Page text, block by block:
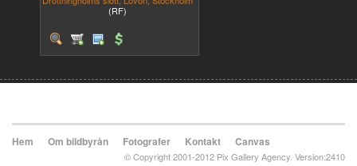
(RF)
Hem Om bildbyrån Fotografer Kontakt Canvas
© Copyright 2001-2012 Pix Gallery Agency. Version:2410